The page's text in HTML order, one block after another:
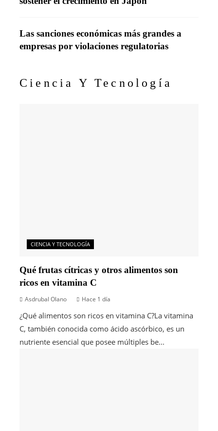
Las sanciones económicas más grandes a
empresas por violaciones regulatorias
Ciencia Y Tecnología
CIENCIA Y TECNOLOGÍA
Qué frutas cítricas y otros alimentos son
ricos en vitamina C
Asdrubal Olano Hace 1 día
¿Qué alimentos son ricos en vitamina C?La vitamina
C, también conocida como ácido ascórbico, es un
nutriente esencial que posee múltiples be...